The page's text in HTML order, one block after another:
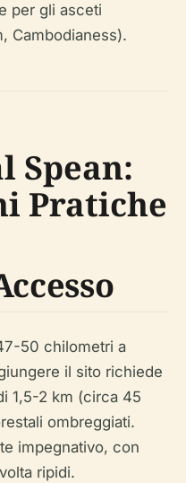
per gli asceti
Cambodianess).
Spean:
Pratiche
50 chilometri a
il sito richiede
1,5-2 km (circa 45
ombreggiati.
impegnativo, con
ripidi.